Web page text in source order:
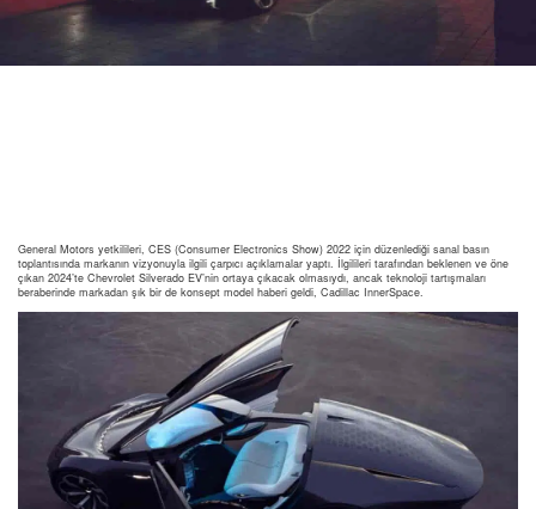
General Motors yetkilileri, CES (Consumer Electronics Show) 2022 için düzenlediği sanal basın
toplantısında markanın vizyonuyla ilgili çarpıcı açıklamalar yaptı. İlgilileri tarafından beklenen ve öne
çıkan 2024’te Chevrolet Silverado EV’nin ortaya çıkacak olmasıydı, ancak teknoloji tartışmaları
beraberinde markadan şık bir de konsept model haberi geldi, Cadillac InnerSpace.